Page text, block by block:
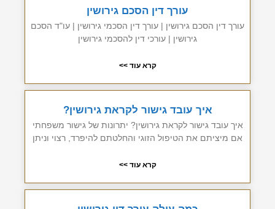
עורך דין הסכם גירושין
עורך דין הסכם גירושין | עורך דין הסכמי גירושין | עו"ד הסכם
גירושין | עורכי דין להסכמי גירושין
קרא עוד >>
איך עובד גישור לקראת גירושין?
איך עובד גישור לקראת גירושין? יתרונות של גישור משפחתי
אם מיציתם את הטיפול הזוגי והחלטתם להיפרד, רצוי וניתן
קרא עוד >>